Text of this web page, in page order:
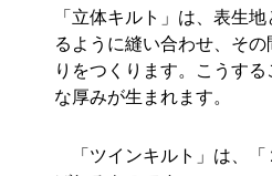
「立体キルト」は、表生
るように縫い合わせ、そ
りをつくります。こうす
な厚みが生まれます。
「ツインキルト」は、「